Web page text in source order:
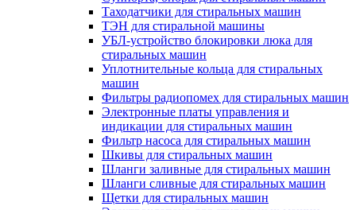
Таходатчики для стиральных машин
ТЭН для стиральной машины
УБЛ-устройство блокировки люка для
стиральных машин
Уплотнительные кольца для стиральных
машин
Фильтры радиопомех для стиральных машин
Электронные платы управления и
индикации для стиральных машин
Фильтр насоса для стиральных машин
Шкивы для стиральных машин
Шланги заливные для стиральных машин
Шланги сливные для стиральных машин
Щетки для стиральных машин